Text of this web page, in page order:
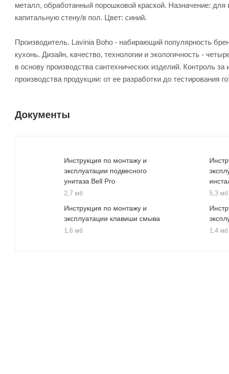
металл, обработанный порошковой краской. Назначение:
капитальную стену/в пол. Цвет: синий.
Производитель. Lavinia Boho - набирающий популярность
кухонь. Дизайн, качество, технологии и экологичность -
в основу производства сантехнических изделий. Контроль
производства продукции: от ее разработки до тестирования
Документы
Инструкция по монтажу и
эксплуатации подвесного
унитаза Bell Pro
2,7 мб 5,3 мб
Инструкция по монтажу и
эксплуатации клавиши смыва
1,6 мб 1,4 мб